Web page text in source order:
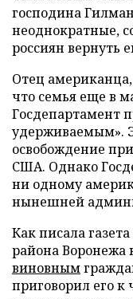
господина
неоднократные,
россиян вернуть
Отец
что семья еще в
Госдепартамент
удерживаемым».
освобождение
США. Однако
ни одному
нынешней
Как писала
района Воронежа
виновным
приговорил его